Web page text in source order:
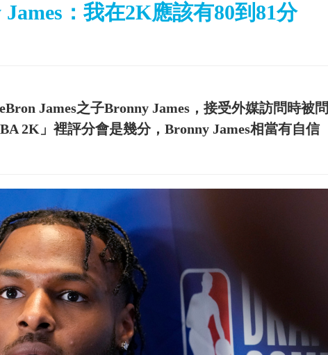
：我在2K應該有80到81分
James之子Bronny James，接受外媒訪問時被問
2K」裡評分會是幾分，Bronny James相當有自信